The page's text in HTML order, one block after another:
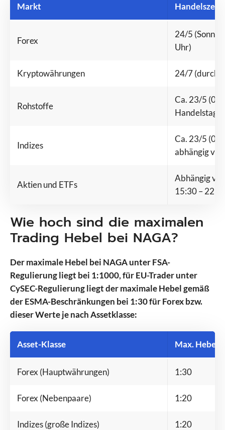
Markt
Forex
24/5
Uhr)
Kryptowährungen 24/7
Rohstoffe
Ca. 23/5
Handelstag)
Indizes
Ca. 23/5
abhängig
Aktien und ETFs
Abhängig
15:30 –
Wie hoch sind die maximalen
Trading Hebel bei NAGA?
Der maximale Hebel bei NAGA unter FSA-
Regulierung liegt bei 1:1000, für EU-Trader unter
CySEC-Regulierung liegt der maximale Hebel gemäß
der ESMA-Beschränkungen bei 1:30 für Forex bzw.
dieser Werte je nach Assetklasse:
Asset-Klasse Max. Hebel
Forex (Hauptwährungen) 1:30
Forex (Nebenpaare) 1:20
Indizes (große Indizes) 1:20